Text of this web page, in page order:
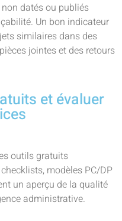
datés ou publiés
Un bon indicateur
similaires dans des
jointes et des retours
et évaluer
outils gratuits
modèles PC/DP
un aperçu de la qualité
administrative.